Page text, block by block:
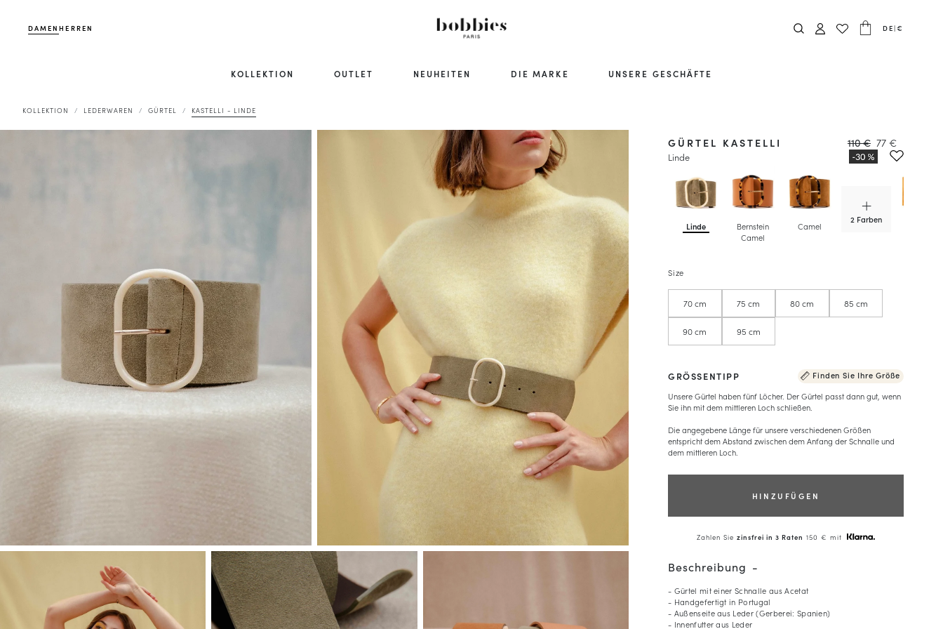
DAMENHERREN DE|€
KOLLEKTION OUTLET NEUHEITEN DIE MARKE UNSERE GESCHÄFTE
KOLLEKTION LEDERWAREN GÜRTEL KASTELLI - LINDE
Linde
Bernstein
Camel
Camel
2 Farben
GÜRTEL KASTELLI
Linde
110 € 77 €
Size
70 cm 75 cm 80 cm 85 cm
90 cm 95 cm
GRÖSSENTIPP
Finden Sie Ihre Größe
Unsere Gürtel haben fünf Löcher. Der Gürtel passt dann gut, wenn
Sie ihn mit dem mittleren Loch schließen.
Die angegebene Länge für unsere verschiedenen Größen
entspricht dem Abstand zwischen dem Anfang der Schnalle und
dem mittleren Loch.
HINZUFÜGEN
Zahlen Siezinsfrei in 3 Raten 150 € mit
Beschreibung
- Gürtel mit einer Schnalle aus Acetat
- Handgefertigt in Portugal
- Außenseite aus Leder (Gerberei: Spanien)
- Innenfutter aus Leder